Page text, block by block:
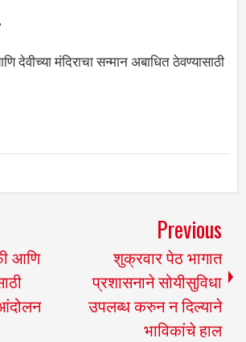
देवीच्या मंदिराचा सन्मान अबाधित ठेवण्यासाठी
आणि
Previous
शुक्रवार पेठ भागात
प्रशासनाने सोयीसुविधा
उपलब्ध करुन न दिल्याने
भाविकांचे हाल